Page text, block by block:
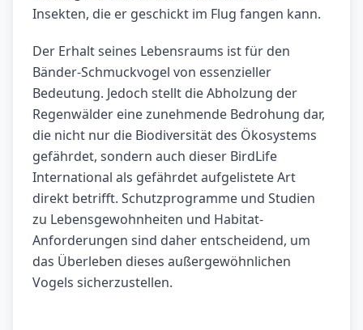
Insekten, die er geschickt im Flug fangen kann.
Der Erhalt seines Lebensraums ist für den
Bänder-Schmuckvogel von essenzieller
Bedeutung. Jedoch stellt die Abholzung der
Regenwälder eine zunehmende Bedrohung dar,
die nicht nur die Biodiversität des Ökosystems
gefährdet, sondern auch dieser BirdLife
International als gefährdet aufgelistete Art
direkt betrifft. Schutzprogramme und Studien
zu Lebensgewohnheiten und Habitat-
Anforderungen sind daher entscheidend, um
das Überleben dieses außergewöhnlichen
Vogels sicherzustellen.